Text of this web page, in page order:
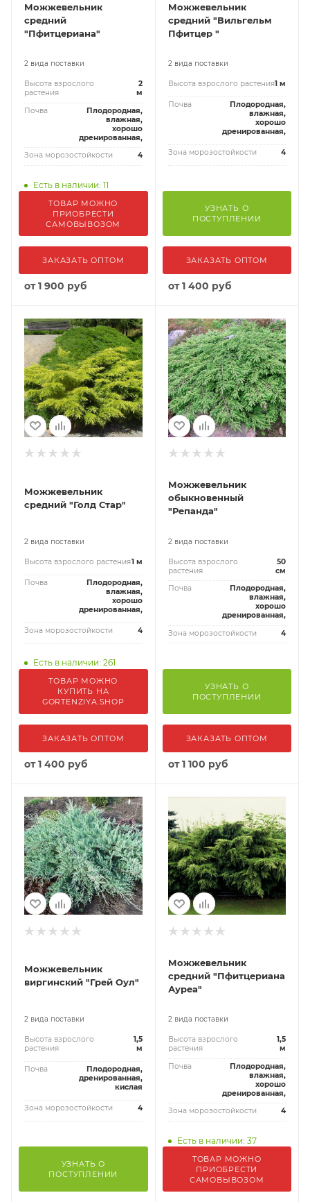
Можжевельник
средний
"Пфитцериана"
2 вида поставки
Высота взрослого
растения
2
м
Почва
Плодородная,
влажная,
хорошо
дренированная,
Зона морозостойкости
4
Есть в наличии: 11
ТОВАР МОЖНО
ПРИОБРЕСТИ
САМОВЫВОЗОМ
ЗАКАЗАТЬ ОПТОМ
от1 900 руб
Можжевельник
средний "Вильгельм
Пфитцер "
2 вида поставки
Высота взрослого растения1 м
Почва
Плодородная,
влажная,
хорошо
дренированная,
Зона морозостойкости 4
УЗНАТЬ О
ПОСТУПЛЕНИИ
ЗАКАЗАТЬ ОПТОМ
от1 400 руб
Можжевельник
средний "Голд Стар"
2 вида поставки
Высота взрослого растения1 м
Почва
Плодородная,
влажная,
хорошо
дренированная,
Зона морозостойкости 4
Есть в наличии: 261
ТОВАР МОЖНО
КУПИТЬ НА
GORTENZIYA.SHOP
ЗАКАЗАТЬ ОПТОМ
от1 400 руб
Можжевельник
обыкновенный
"Репанда"
2 вида поставки
Высота взрослого
растения
50
см
Почва
Плодородная,
влажная,
хорошо
дренированная,
Зона морозостойкости
4
УЗНАТЬ О
ПОСТУПЛЕНИИ
ЗАКАЗАТЬ ОПТОМ
от1 100 руб
Можжевельник
виргинский "Грей Оул"
2 вида поставки
Высота взрослого
растения
1,5
м
Почва
Плодородная,
дренированная,
кислая
Зона морозостойкости 4
УЗНАТЬ О
ПОСТУПЛЕНИИ
Можжевельник
средний "Пфитцериана
Ауреа"
2 вида поставки
Высота взрослого
растения
1,5
м
Почва
Плодородная,
влажная,
хорошо
дренированная,
Зона морозостойкости
4
Есть в наличии: 37
ТОВАР МОЖНО
ПРИОБРЕСТИ
САМОВЫВОЗОМ